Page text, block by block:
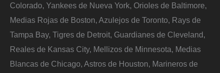
Colorado, Yankees de Nueva York, Orioles de Baltimore,
Medias Rojas de Boston, Azulejos de Toronto, Rays de
Tampa Bay, Tigres de Detroit, Guardianes de Cleveland,
Reales de Kansas City, Mellizos de Minnesota, Medias
Blancas de Chicago, Astros de Houston, Marineros de